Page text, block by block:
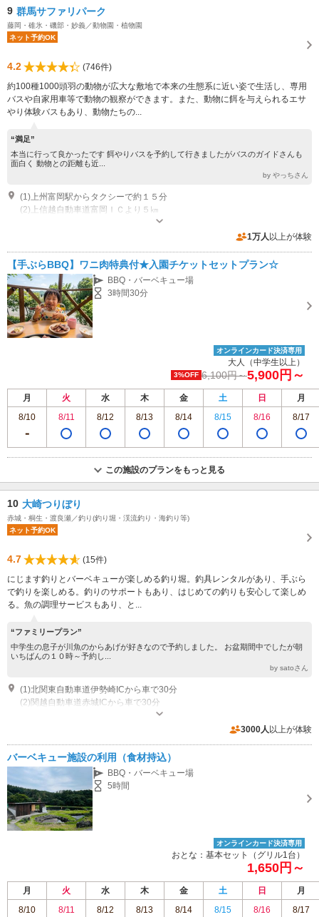
9 群馬サファリパーク
藤岡・碓氷・磯部・妙義／動物園・植物園
ネット予約OK
4.2
(746件)
約100種1000頭羽の動物が広大な敷地で本来の生態系に近い姿で生活し、専用
バスや自家用車等で動物の観察ができます。また、動物に餌を与えられるエサ
やり体験バスもあり、動物たちの...
“満足”
本当に行って良かったです 餌やりバスを予約して行きましたがバスのガイドさんも
面白く 動物との距離も近...
by やっちさん
(1)上州富岡駅からタクシーで約１５分
(2)上信越自動車道富岡ＩＣより５㎞
開園：9:30～17:00 開園：11月1日～2月 9:30～16:00
1万人 以上が体験
【手ぶらBBQ】ワニ肉特典付★入園チケットセットプラン☆
BBQ・バーベキュー場
3時間30分
オンラインカード決済専用
大人（中学生以上）
3%OFF 6,100円～5,900円～
月 火 水 木 金 土 日
月
8/10
8/11 8/12 8/13 8/14 8/15 8/16 8/17
この施設のプランをもっと見る
10 大崎つりぼり
赤城・桐生・渡良瀬／釣り(釣り堀・渓流釣り・海釣り等)
ネット予約OK
4.7
(15件)
にじます釣りとバーベキューが楽しめる釣り堀。釣具レンタルがあり、手ぶら
で釣りを楽しめる。釣りのサポートもあり、はじめての釣りも安心して楽しめ
る。魚の調理サービスもあり、と...
“ファミリープラン”
中学生の息子が川魚のからあげが好きなので予約しました。 お盆期間中でしたが朝
いちばんの１０時～予約し...
by satoさん
(1)北関東自動車道伊勢崎ICから車で30分
(2)関越自動車道赤城ICから車で30分
営業：月火水木 4月～10月 10:00～15:00 営業：日金土 4月～10月 10:00～
15:00 営業：月火水木 11月～3月 10:00～15:00 営業：日金土 11月～3月
3000人 以上が体験
バーベキュー施設の利用（食材持込）
BBQ・バーベキュー場
5時間
オンラインカード決済専用
おとな：基本セット（グリル1台）
1,650円～
月 火 水 木 金 土 日
月
8/10
8/11 8/12 8/13 8/14 8/15 8/16 8/17